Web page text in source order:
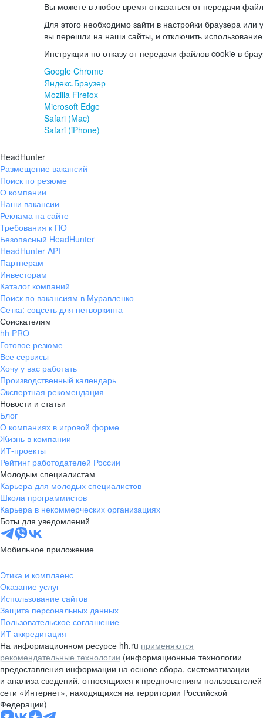
Вы можете в любое время отказаться от передачи
Для этого необходимо зайти в настройки браузера или
вы перешли на наши сайты, и отключить
Инструкции по отказу от передачи файлов cookie в
Google Chrome
Яндекс.Браузер
Mozilla Firefox
Microsoft Edge
Safari (Mac)
Safari (iPhone)
HeadHunter
Размещение вакансий
Поиск по резюме
О компании
Наши вакансии
Реклама на сайте
Требования к ПО
Безопасный HeadHunter
HeadHunter API
Партнерам
Инвесторам
Каталог компаний
Поиск по вакансиям в Муравленко
Сетка: соцсеть для нетворкинга
Соискателям
hh PRO
Готовое резюме
Все сервисы
Хочу у вас работать
Производственный календарь
Экспертная рекомендация
Новости и статьи
Блог
О компаниях в игровой форме
Жизнь в компании
ИТ-проекты
Рейтинг работодателей России
Молодым специалистам
Карьера для молодых специалистов
Школа программистов
Карьера в некоммерческих организациях
Боты для уведомлений
Мобильное приложение
Этика и комплаенс
Оказание услуг
Использование сайтов
Защита персональных данных
Пользовательское соглашение
ИТ аккредитация
На информационном ресурсе hh.ru применяются
рекомендательные технологии (информационные технологии
предоставления информации на основе сбора, систематизации
и анализа сведений, относящихся к предпочтениям пользователей
сети «Интернет», находящихся на территории Российской
Федерации)